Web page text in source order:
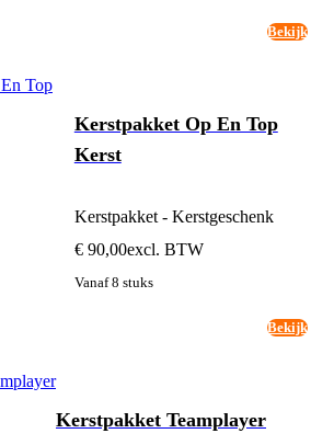
Bekijk
Kerstpakket Op En Top
Kerst
Kerstpakket - Kerstgeschenk
€ 90,00excl. BTW
Vanaf 8 stuks
Bekijk
Kerstpakket Teamplayer